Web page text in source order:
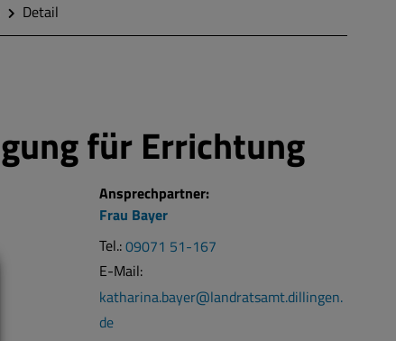
Detail
für Errichtung
Ansprechpartner:
Frau Bayer
Tel.:09071 51-167
E-Mail:
katharina.bayer@landratsamt.dillingen.
de